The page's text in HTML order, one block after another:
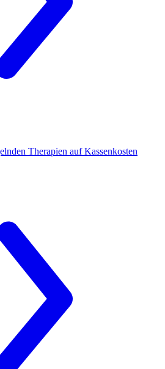
Therapien auf Kassenkosten